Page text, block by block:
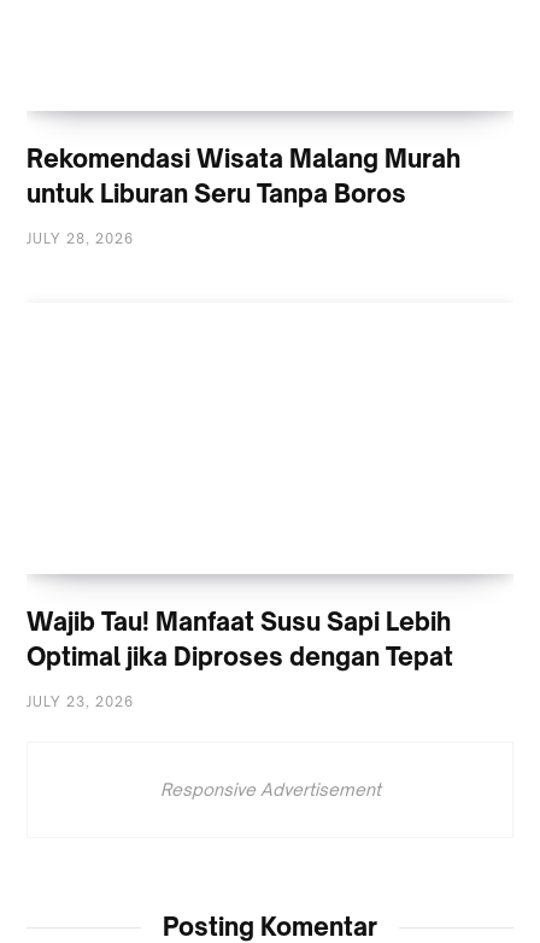
Rekomendasi Wisata Malang Murah
untuk Liburan Seru Tanpa Boros
JULY 28, 2026
Wajib Tau! Manfaat Susu Sapi Lebih
Optimal jika Diproses dengan Tepat
JULY 23, 2026
Responsive Advertisement
Posting Komentar